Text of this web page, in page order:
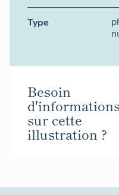
Type
Besoin
sur cette
illustration ?